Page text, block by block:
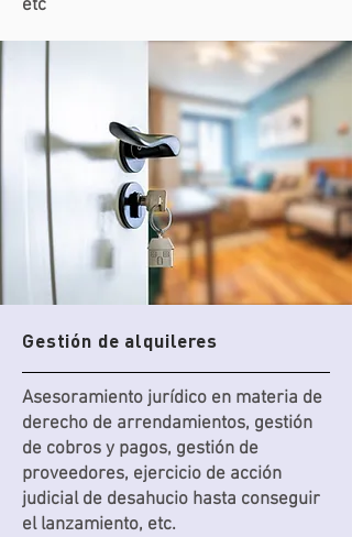
etc
Gestión de alquileres
Asesoramiento jurídico en materia de
derecho de arrendamientos, gestión
de cobros y pagos, gestión de
proveedores, ejercicio de acción
judicial de desahucio hasta conseguir
el lanzamiento, etc.